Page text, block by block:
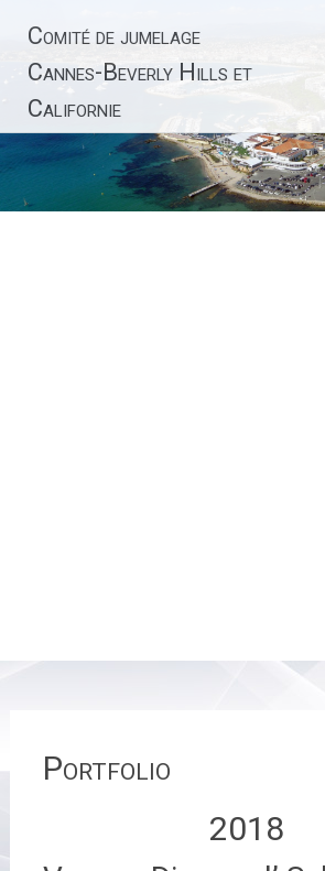
contenu
Comité de jumelage
Cannes-Beverly Hills et
Californie
Portfolio
2018